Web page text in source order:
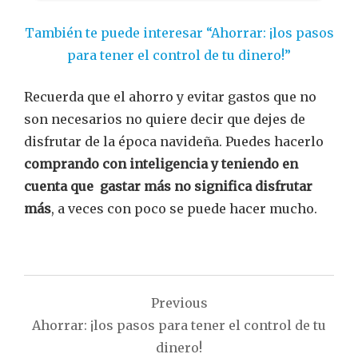
También te puede interesar “Ahorrar: ¡los pasos
para tener el control de tu dinero!”
Recuerda que el ahorro y evitar gastos que no
son necesarios no quiere decir que dejes de
disfrutar de la época navideña. Puedes hacerlo
comprando con inteligencia y teniendo en
cuenta que gastar más no significa disfrutar
más, a veces con poco se puede hacer mucho.
Navegación
de
Previous
Ahorrar: ¡los pasos para tener el control de tu
dinero!